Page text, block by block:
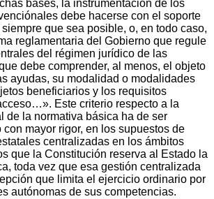
bases, la instrumentación de los
debe hacerse con el soporte
que sea posible, o, en todo caso,
reglamentaria del Gobierno que regule
del régimen jurídico de las
debe comprender, al menos, el objeto
ayudas, su modalidad o modalidades
beneficiarios y los requisitos
Este criterio respecto a la
de la normativa básica ha de ser
mayor rigor, en los supuestos de
centralizadas en los ámbitos
que la Constitución reserva al Estado la
toda vez que esa gestión centralizada
que limita el ejercicio ordinario por
autónomas de sus competencias.